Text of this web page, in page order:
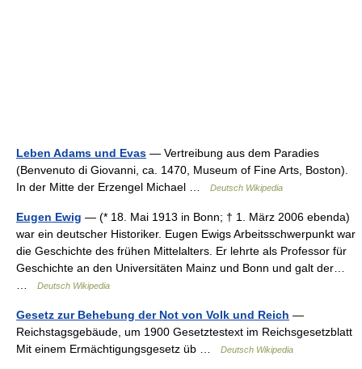
Leben Adams und Evas — Vertreibung aus dem Paradies
(Benvenuto di Giovanni, ca. 1470, Museum of Fine Arts, Boston).
In der Mitte der Erzengel Michael …
Deutsch Wikipedia
Eugen Ewig — (* 18. Mai 1913 in Bonn; † 1. März 2006 ebenda)
war ein deutscher Historiker. Eugen Ewigs Arbeitsschwerpunkt war
die Geschichte des frühen Mittelalters. Er lehrte als Professor für
Geschichte an den Universitäten Mainz und Bonn und galt der…
Deutsch Wikipedia
Gesetz zur Behebung der Not von Volk und Reich —
Reichstagsgebäude, um 1900 Gesetztestext im Reichsgesetzblatt
Mit einem Ermächtigungsgesetz üb …
Deutsch Wikipedia